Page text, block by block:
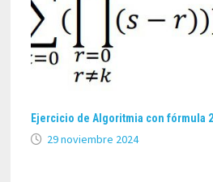
Ejercicio de Algoritmia con fórmula
29 noviembre 2024